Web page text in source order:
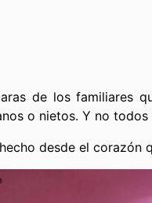
de los familiares
o nietos. Y no
desde el corazón